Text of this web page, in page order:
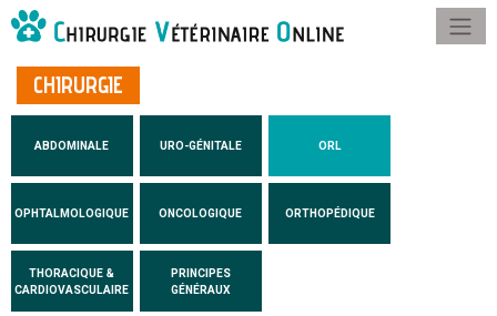
CHIRURGIE
ABDOMINALE URO-GÉNITALE ORL
OPHTALMOLOGIQUE ONCOLOGIQUE ORTHOPÉDIQUE
THORACIQUE &
CARDIOVASCULAIRE
PRINCIPES
GÉNÉRAUX